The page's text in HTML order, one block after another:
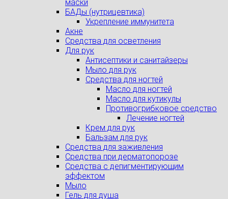
маски
БАДы (нутрицевтика)
Укрепление иммунитета
Акне
Средства для осветления
Для рук
Антисептики и санитайзеры
Мыло для рук
Средства для ногтей
Масло для ногтей
Масло для кутикулы
Противогрибковое средство
Лечение ногтей
Крем для рук
Бальзам для рук
Средства для заживления
Средства при дерматопорозе
Cредства с депигментирующим
эффектом
Мыло
Гель для душа